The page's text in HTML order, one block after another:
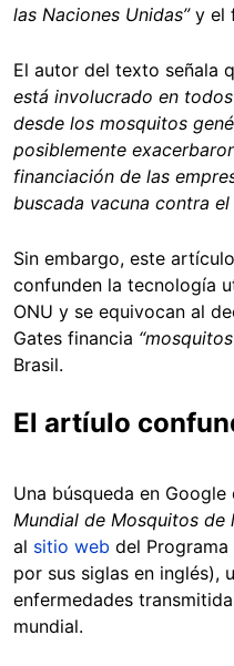
las Naciones Unidas”y el
El autor del texto señala
está involucrado en
desde los mosquitos
posiblemente
financiación de las
buscada vacuna contra el
Sin embargo, este
confunden la tecnología
ONU y se equivocan al
Gates financia
Brasil.
El artíulo
Una búsqueda en Google
Mundial de Mosquitos de
al sitio web del
por sus siglas en inglés),
enfermedades
mundial.